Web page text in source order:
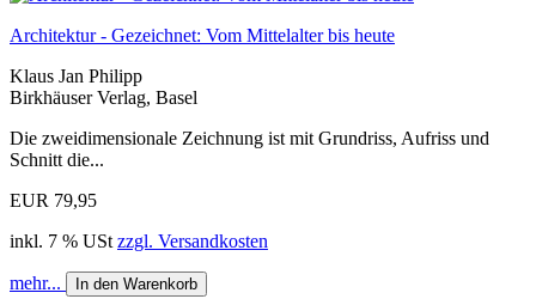
Architektur - Gezeichnet: Vom Mittelalter bis heute
Klaus Jan Philipp
Birkhäuser Verlag, Basel
Die zweidimensionale Zeichnung ist mit Grundriss, Aufriss und
Schnitt die...
EUR 79,95
inkl. 7 % USt zzgl. Versandkosten
mehr... In den Warenkorb